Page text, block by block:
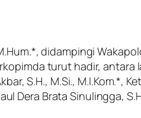
didampingi
turut hadir, antara
S.H., M.Si., M.I.Kom.*,
Dera Brata Sinulingga,